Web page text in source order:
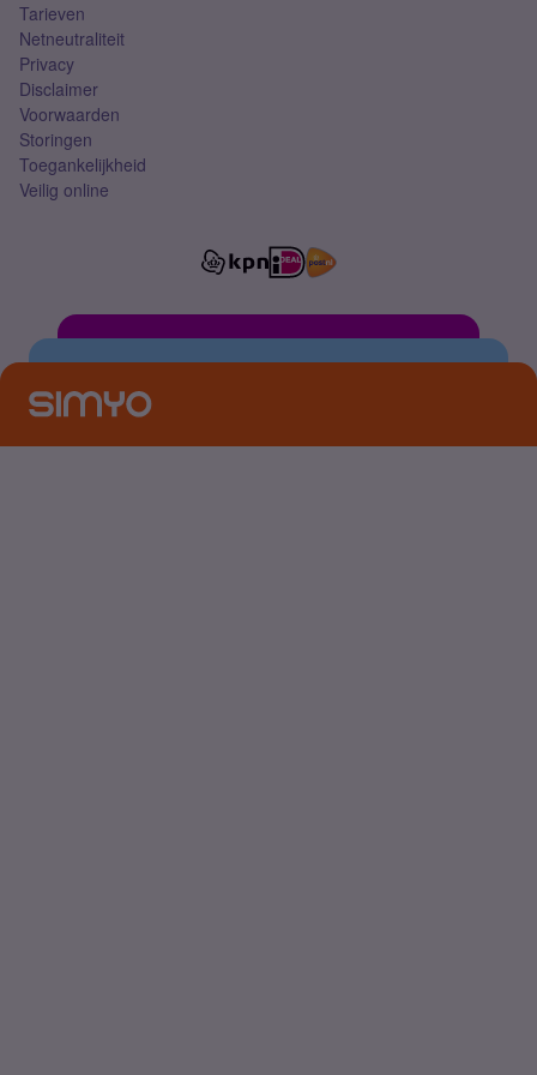
Tarieven
Netneutraliteit
Privacy
Disclaimer
Voorwaarden
Storingen
Toegankelijkheid
Veilig online